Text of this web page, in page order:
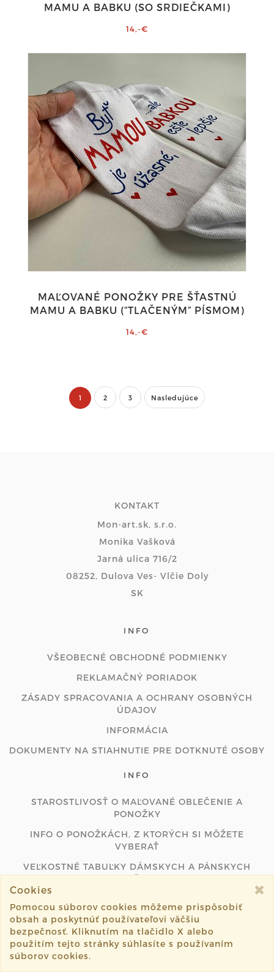
MAMU A BABKU (SO SRDIEČKAMI)
14,-€
MAĽOVANÉ PONOŽKY PRE ŠŤASTNÚ
MAMU A BABKU (“TLAČENÝM” PÍSMOM)
14,-€
1 2 3 Nasledujúce
KONTAKT
Mon-art.sk, s.r.o.
Monika Vašková
Jarná ulica 716/2
08252, Dulova Ves- Vlčie Doly
SK
INFO
VŠEOBECNÉ OBCHODNÉ PODMIENKY
REKLAMAČNÝ PORIADOK
ZÁSADY SPRACOVANIA A OCHRANY OSOBNÝCH
ÚDAJOV
INFORMÁCIA
DOKUMENTY NA STIAHNUTIE PRE DOTKNUTÉ OSOBY
INFO
STAROSTLIVOSŤ O MAĽOVANÉ OBLEČENIE A
PONOŽKY
INFO O PONOŽKÁCH, Z KTORÝCH SI MÔŽETE
VYBERAŤ
VEĽKOSTNÉ TABUĽKY DÁMSKYCH A PÁNSKYCH
PODMIENKY PLATOBNEJ BRÁNY
ODSTÚPIŤ OD ZMLUVY ONLINE
Cookies
Pomocou súborov cookies môžeme prispôsobiť
obsah a poskytnúť používateľovi väčšiu
bezpečnosť. Kliknutím na tlačidlo X alebo
použitím tejto stránky súhlasíte s používaním
súborov cookies.